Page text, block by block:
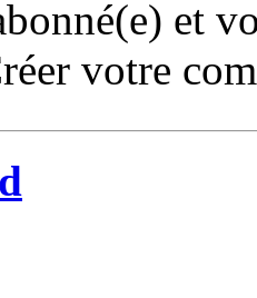
et
votre